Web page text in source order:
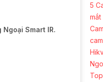
Smart IR.
5
mắt